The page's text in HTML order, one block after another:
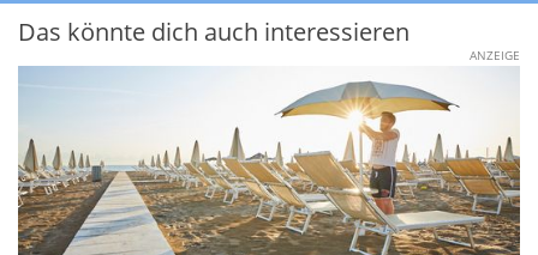
Das könnte dich auch interessieren
ANZEIGE